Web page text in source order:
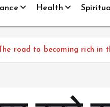
Health
है The road to becoming